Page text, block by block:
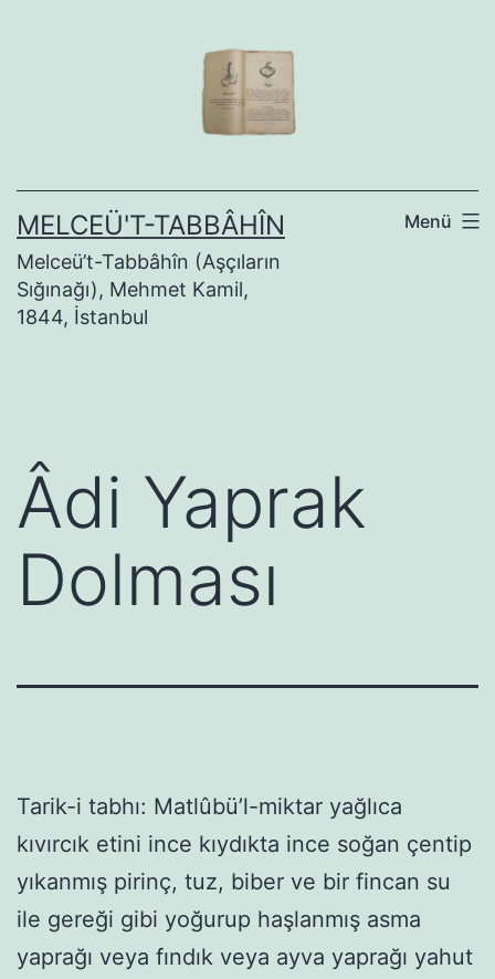
MELCEÜ'T-TABBÂHÎN
Melceü’t-Tabbâhîn (Aşçıların
Sığınağı), Mehmet Kamil,
1844, İstanbul
Menü
Âdi Yaprak
Dolması
Tarik-i tabhı: Matlûbü’l-miktar yağlıca
kıvırcık etini ince kıydıkta ince soğan çentip
yıkanmış pirinç, tuz, biber ve bir fincan su
ile gereği gibi yoğurup haşlanmış asma
yaprağı veya fındık veya ayva yaprağı yahut